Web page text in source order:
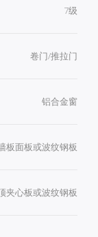
7级
卷门/推拉门
铝合金窗
板面板或波纹钢板
夹心板或波纹钢板